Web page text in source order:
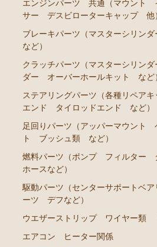
ブレーキパーツ（マスターシ
ト ホース など）
クラッチパーツ（マスターシ
ーズシリンダー オーバーホ
ステアリングパーツ（ピット
アーム タイロッドエンド な
ルジョイント ブッシュ類 な
燃料パーツ（ポンプ フィル
ーゲージなど）
駆動パーツ（センターサポー
シャフトブーツ デフなど）
エアコン ヒーター関係
ラベル
エンジンパーツ 共通（マウント
サー デスビローターキャップ 他
ブレーキパーツ（マスターシリ
など）
クラッチパーツ（マスターシリン
ダー オーバーホールキット など
ステアリングパーツ（各種リペア
エンド タイロッドエンド など）
足回りパーツ（アッパーマウント
ト ブッシュ類 など）
燃料パーツ（ポンプ フィルター
ホースなど）
駆動パーツ（センターサポートベ
ーツ デフなど）
ウエザーストリップ ワイヤー類
エアコン ヒーター関係